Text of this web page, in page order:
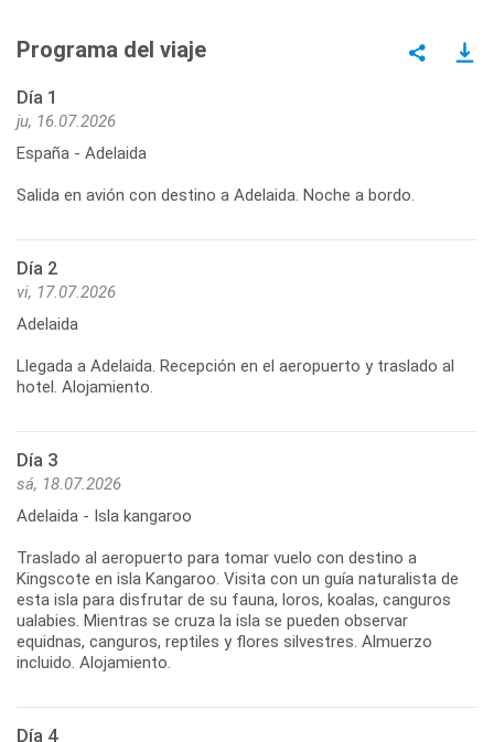
Programa del viaje
Día 1
ju, 16.07.2026
España - Adelaida
Salida en avión con destino a Adelaida. Noche a bordo.
Día 2
vi, 17.07.2026
Adelaida
Llegada a Adelaida. Recepción en el aeropuerto y traslado al
hotel. Alojamiento.
Día 3
sá, 18.07.2026
Adelaida - Isla kangaroo
Traslado al aeropuerto para tomar vuelo con destino a
Kingscote en isla Kangaroo. Visita con un guía naturalista de
esta isla para disfrutar de su fauna, loros, koalas, canguros
ualabies. Mientras se cruza la isla se pueden observar
equidnas, canguros, reptiles y flores silvestres. Almuerzo
Día 4